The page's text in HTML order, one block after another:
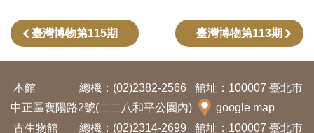
臺灣博物第115期 臺灣博物第113期
本館 總機：(02)2382-2566
館址：100007 臺北市
中正區襄陽路2號(二二八和平公園內)
google map
古生物館
總機：(02)2314-2699
館址：100007 臺北市